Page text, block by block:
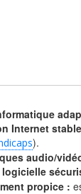
Internet
).
audio/
logicielle
propice :